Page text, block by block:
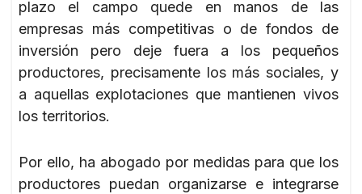
plazo el campo quede en manos de las
empresas más competitivas o de fondos de
inversión pero deje fuera a los pequeños
productores, precisamente los más sociales, y
a aquellas explotaciones que mantienen vivos
los territorios.
Por ello, ha abogado por medidas para que los
productores puedan organizarse e integrarse